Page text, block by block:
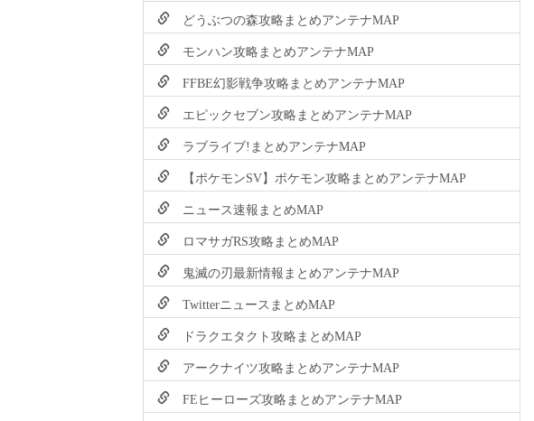
どうぶつの森攻略まとめアンテナMAP
モンハン攻略まとめアンテナMAP
FFBE幻影戦争攻略まとめアンテナMAP
エピックセブン攻略まとめアンテナMAP
ラブライブ!まとめアンテナMAP
【ポケモンSV】ポケモン攻略まとめアンテナMAP
ニュース速報まとめMAP
ロマサガRS攻略まとめMAP
鬼滅の刃最新情報まとめアンテナMAP
TwitterニュースまとめMAP
ドラクエタクト攻略まとめMAP
アークナイツ攻略まとめアンテナMAP
FEヒーローズ攻略まとめアンテナMAP